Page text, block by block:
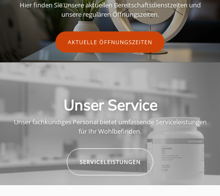
Hier finden Sie unsere aktuellen Bereitschaftsdienstzeiten und
unsere regulären Öffnungszeiten.
AKTUELLE ÖFFNUNGSZEITEN
Unser Service
Unser fachkundiges Personal bietet umfassende Serviceleistungen
für Ihr Wohlbefinden.
SERVICELEISTUNGEN